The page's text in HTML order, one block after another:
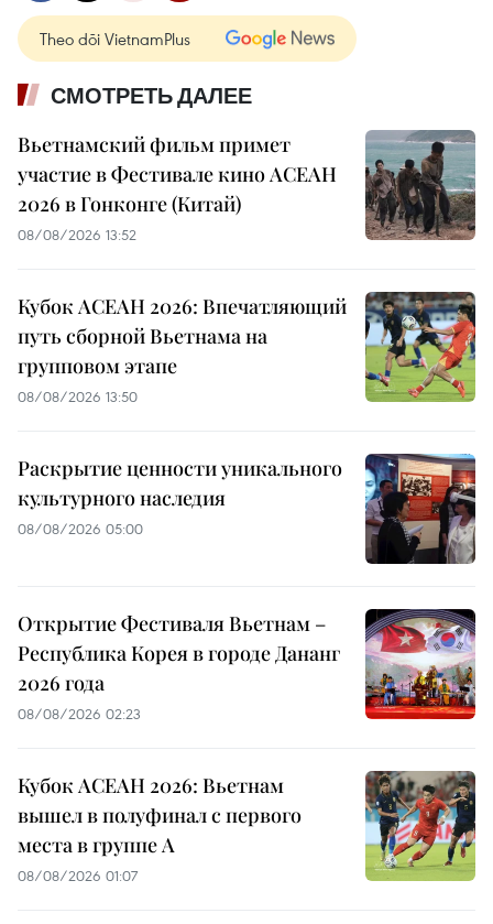
Theo dõi VietnamPlus
СМОТРЕТЬ ДАЛЕЕ
Вьетнамский фильм примет
участие в Фестивале кино АСЕАН
2026 в Гонконге (Китай)
08/08/2026 13:52
Кубок АСЕАН 2026: Впечатляющий
путь сборной Вьетнама на
групповом этапе
08/08/2026 13:50
Раскрытие ценности уникального
культурного наследия
08/08/2026 05:00
Открытие Фестиваля Вьетнам –
Республика Корея в городе Дананг
2026 года
08/08/2026 02:23
Кубок АСЕАН 2026: Вьетнам
вышел в полуфинал с первого
места в группе A
08/08/2026 01:07